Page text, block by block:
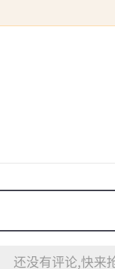
还没有评论,快来